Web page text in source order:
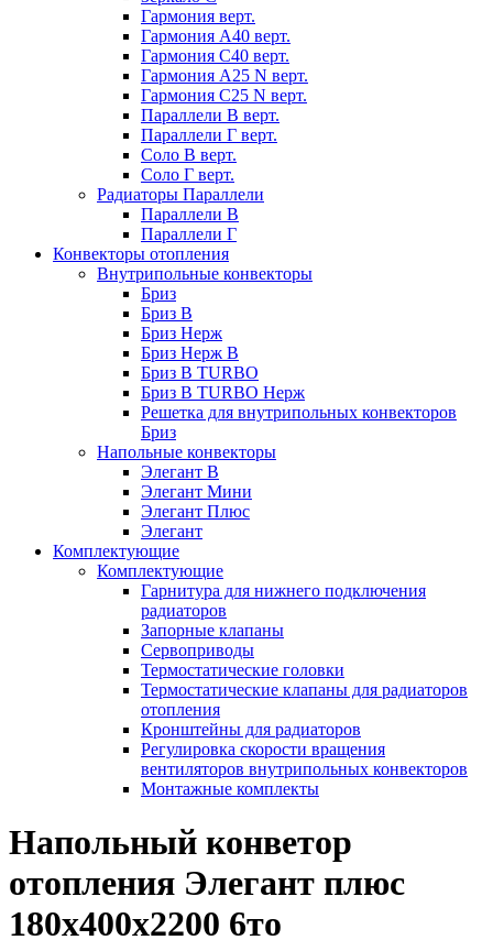
Гармония верт.
Гармония А40 верт.
Гармония С40 верт.
Гармония А25 N верт.
Гармония С25 N верт.
Параллели В верт.
Параллели Г верт.
Соло В верт.
Соло Г верт.
Радиаторы Параллели
Параллели В
Параллели Г
Конвекторы отопления
Внутрипольные конвекторы
Бриз
Бриз В
Бриз Нерж
Бриз Нерж В
Бриз В TURBO
Бриз В TURBO Нерж
Решетка для внутрипольных конвекторов
Бриз
Напольные конвекторы
Элегант В
Элегант Мини
Элегант Плюс
Элегант
Комплектующие
Комплектующие
Гарнитура для нижнего подключения
радиаторов
Запорные клапаны
Сервоприводы
Термостатические головки
Термостатические клапаны для радиаторов
отопления
Кронштейны для радиаторов
Регулировка скорости вращения
вентиляторов внутрипольных конвекторов
Монтажные комплекты
Напольный конветор
отопления Элегант плюс
180x400x2200 6то